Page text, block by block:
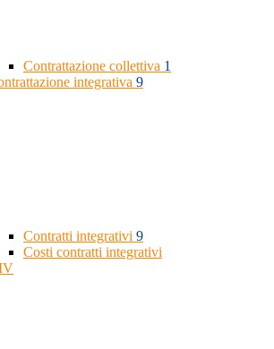
Contrattazione collettiva 1
integrativa 9
Contratti integrativi 9
Costi contratti integrativi